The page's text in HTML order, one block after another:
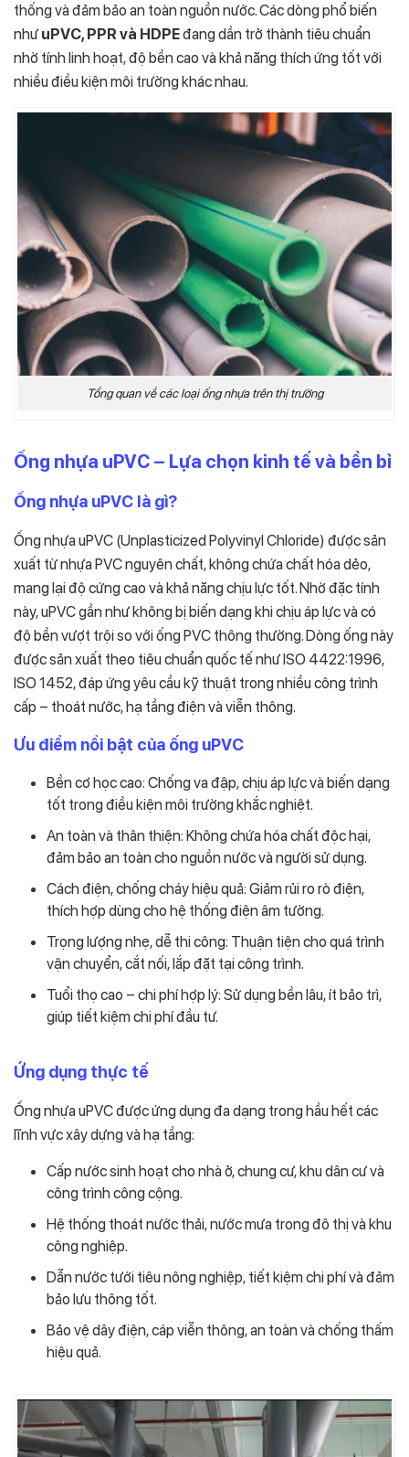
thống và đảm bảo an toàn nguồn nước. Các dòng phổ biến
như uPVC, PPR và HDPEđang dần trở thành tiêu chuẩn
nhờ tính linh hoạt, độ bền cao và khả năng thích ứng tốt với
nhiều điều kiện môi trường khác nhau.
Tổng quan về các loại ống nhựa trên thị trường
Ống nhựa uPVC – Lựa chọn kinh tế và bền bỉ
Ống nhựa uPVC là gì?
Ống nhựa uPVC (Unplasticized Polyvinyl Chloride) được sản
xuất từ nhựa PVC nguyên chất, không chứa chất hóa dẻo,
mang lại độ cứng cao và khả năng chịu lực tốt. Nhờ đặc tính
này, uPVC gần như không bị biến dạng khi chịu áp lực và có
độ bền vượt trội so với ống PVC thông thường. Dòng ống này
được sản xuất theo tiêu chuẩn quốc tế như ISO 4422:1996,
ISO 1452, đáp ứng yêu cầu kỹ thuật trong nhiều công trình
cấp – thoát nước, hạ tầng điện và viễn thông.
Ưu điểm nổi bật của ống uPVC
Bền cơ học cao: Chống va đập, chịu áp lực và biến dạng
tốt trong điều kiện môi trường khắc nghiệt.
An toàn và thân thiện: Không chứa hóa chất độc hại,
đảm bảo an toàn cho nguồn nước và người sử dụng.
Cách điện, chống cháy hiệu quả: Giảm rủi ro rò điện,
thích hợp dùng cho hệ thống điện âm tường.
Trọng lượng nhẹ, dễ thi công: Thuận tiện cho quá trình
vận chuyển, cắt nối, lắp đặt tại công trình.
Tuổi thọ cao – chi phí hợp lý: Sử dụng bền lâu, ít bảo trì,
giúp tiết kiệm chi phí đầu tư.
Ứng dụng thực tế
Ống nhựa uPVC được ứng dụng đa dạng trong hầu hết các
lĩnh vực xây dựng và hạ tầng:
Cấp nước sinh hoạt cho nhà ở, chung cư, khu dân cư và
công trình công cộng.
Hệ thống thoát nước thải, nước mưa trong đô thị và khu
công nghiệp.
Dẫn nước tưới tiêu nông nghiệp, tiết kiệm chi phí và đảm
bảo lưu thông tốt.
Bảo vệ dây điện, cáp viễn thông, an toàn và chống thấm
hiệu quả.